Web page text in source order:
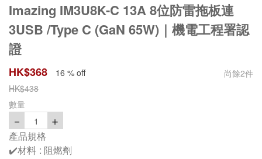
Imazing IM3U8K-C 13A 8位防雷拖板連
3USB /Type C (GaN 65W)｜機電工程署認
證
HK$368 16 % off 尚餘2件
HK$438
數量
－ 1 ＋
產品規格
✔️材料 : 阻燃劑